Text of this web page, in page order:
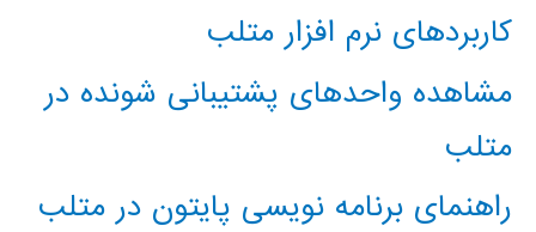
کاربردهای نرم افزار متلب
مشاهده واحدهای پشتیبانی شونده در
متلب
راهنمای برنامه نویسی پایتون در متلب